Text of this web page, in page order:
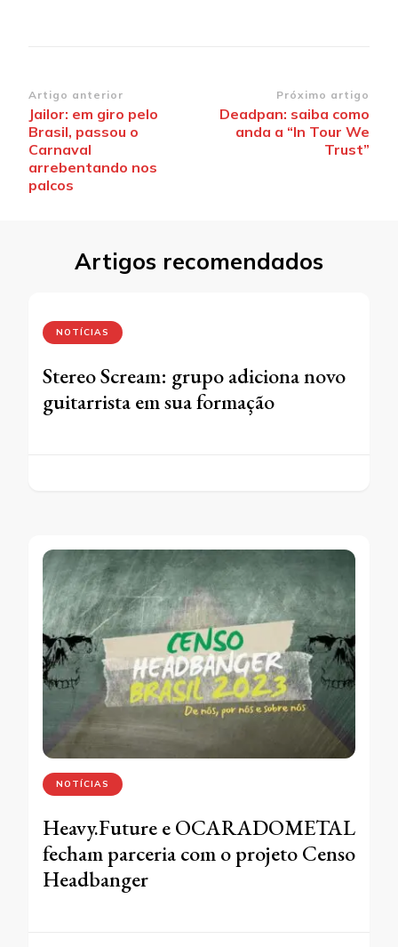
Navegação
de
post
Artigo anterior
Jailor: em giro pelo
Brasil, passou o
Carnaval
arrebentando nos
palcos
Próximo artigo
Deadpan: saiba como
anda a “In Tour We
Trust”
Artigos recomendados
NOTÍCIAS
Stereo Scream: grupo adiciona novo
guitarrista em sua formação
NOTÍCIAS
Heavy.Future e OCARADOMETAL
fecham parceria com o projeto Censo
Headbanger